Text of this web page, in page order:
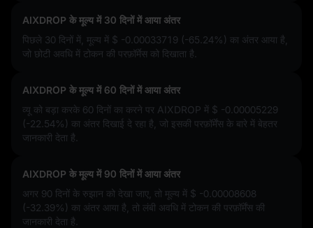
AIXDROP के मूल्य में 30 दिनों में आया अंतर
पिछले 30 दिनों में, मूल्य में $ -0.00033719 (-65.24%) का अंतर आया है,
जो छोटी अवधि में टोकन की परफ़ॉर्मेस को दिखाता है.
AIXDROP के मूल्य में 60 दिनों में आया अंतर
व्यू को बड़ा करके 60 दिनों का करने पर AIXDROP में $ -0.00005229
(-22.54%) का अंतर दिखाई दे रहा है, जो इसकी परफ़ॉर्मेंस के बारे में बेहतर
जानकारी देता है.
AIXDROP के मूल्य में 90 दिनों में आया अंतर
अगर 90 दिनों के रुझान को देखा जाए, तो मूल्य में $ -0.00008608
(-32.39%) का अंतर आया है, तो लंबी अवधि में टोकन की परफ़ॉर्मेंस की
जानकारी देता है.